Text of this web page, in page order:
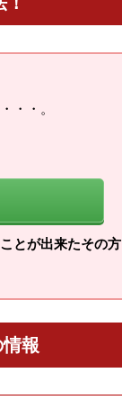
・・。
とが出来たその方
報